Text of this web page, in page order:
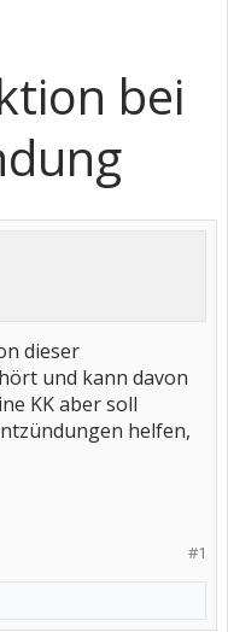
bei
dieser
und kann davon
KK aber soll
helfen,
#1